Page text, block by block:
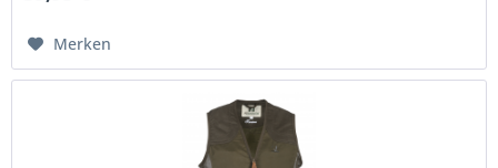
Merken